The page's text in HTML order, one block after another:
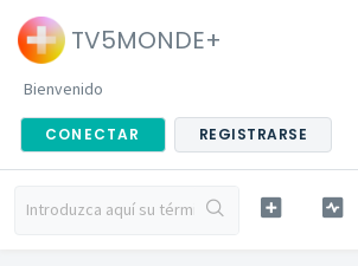
TV5MONDE+
Bienvenido
CONECTAR REGISTRARSE